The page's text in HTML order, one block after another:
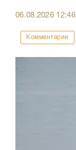
06.08.2026 12:46
Комментарии